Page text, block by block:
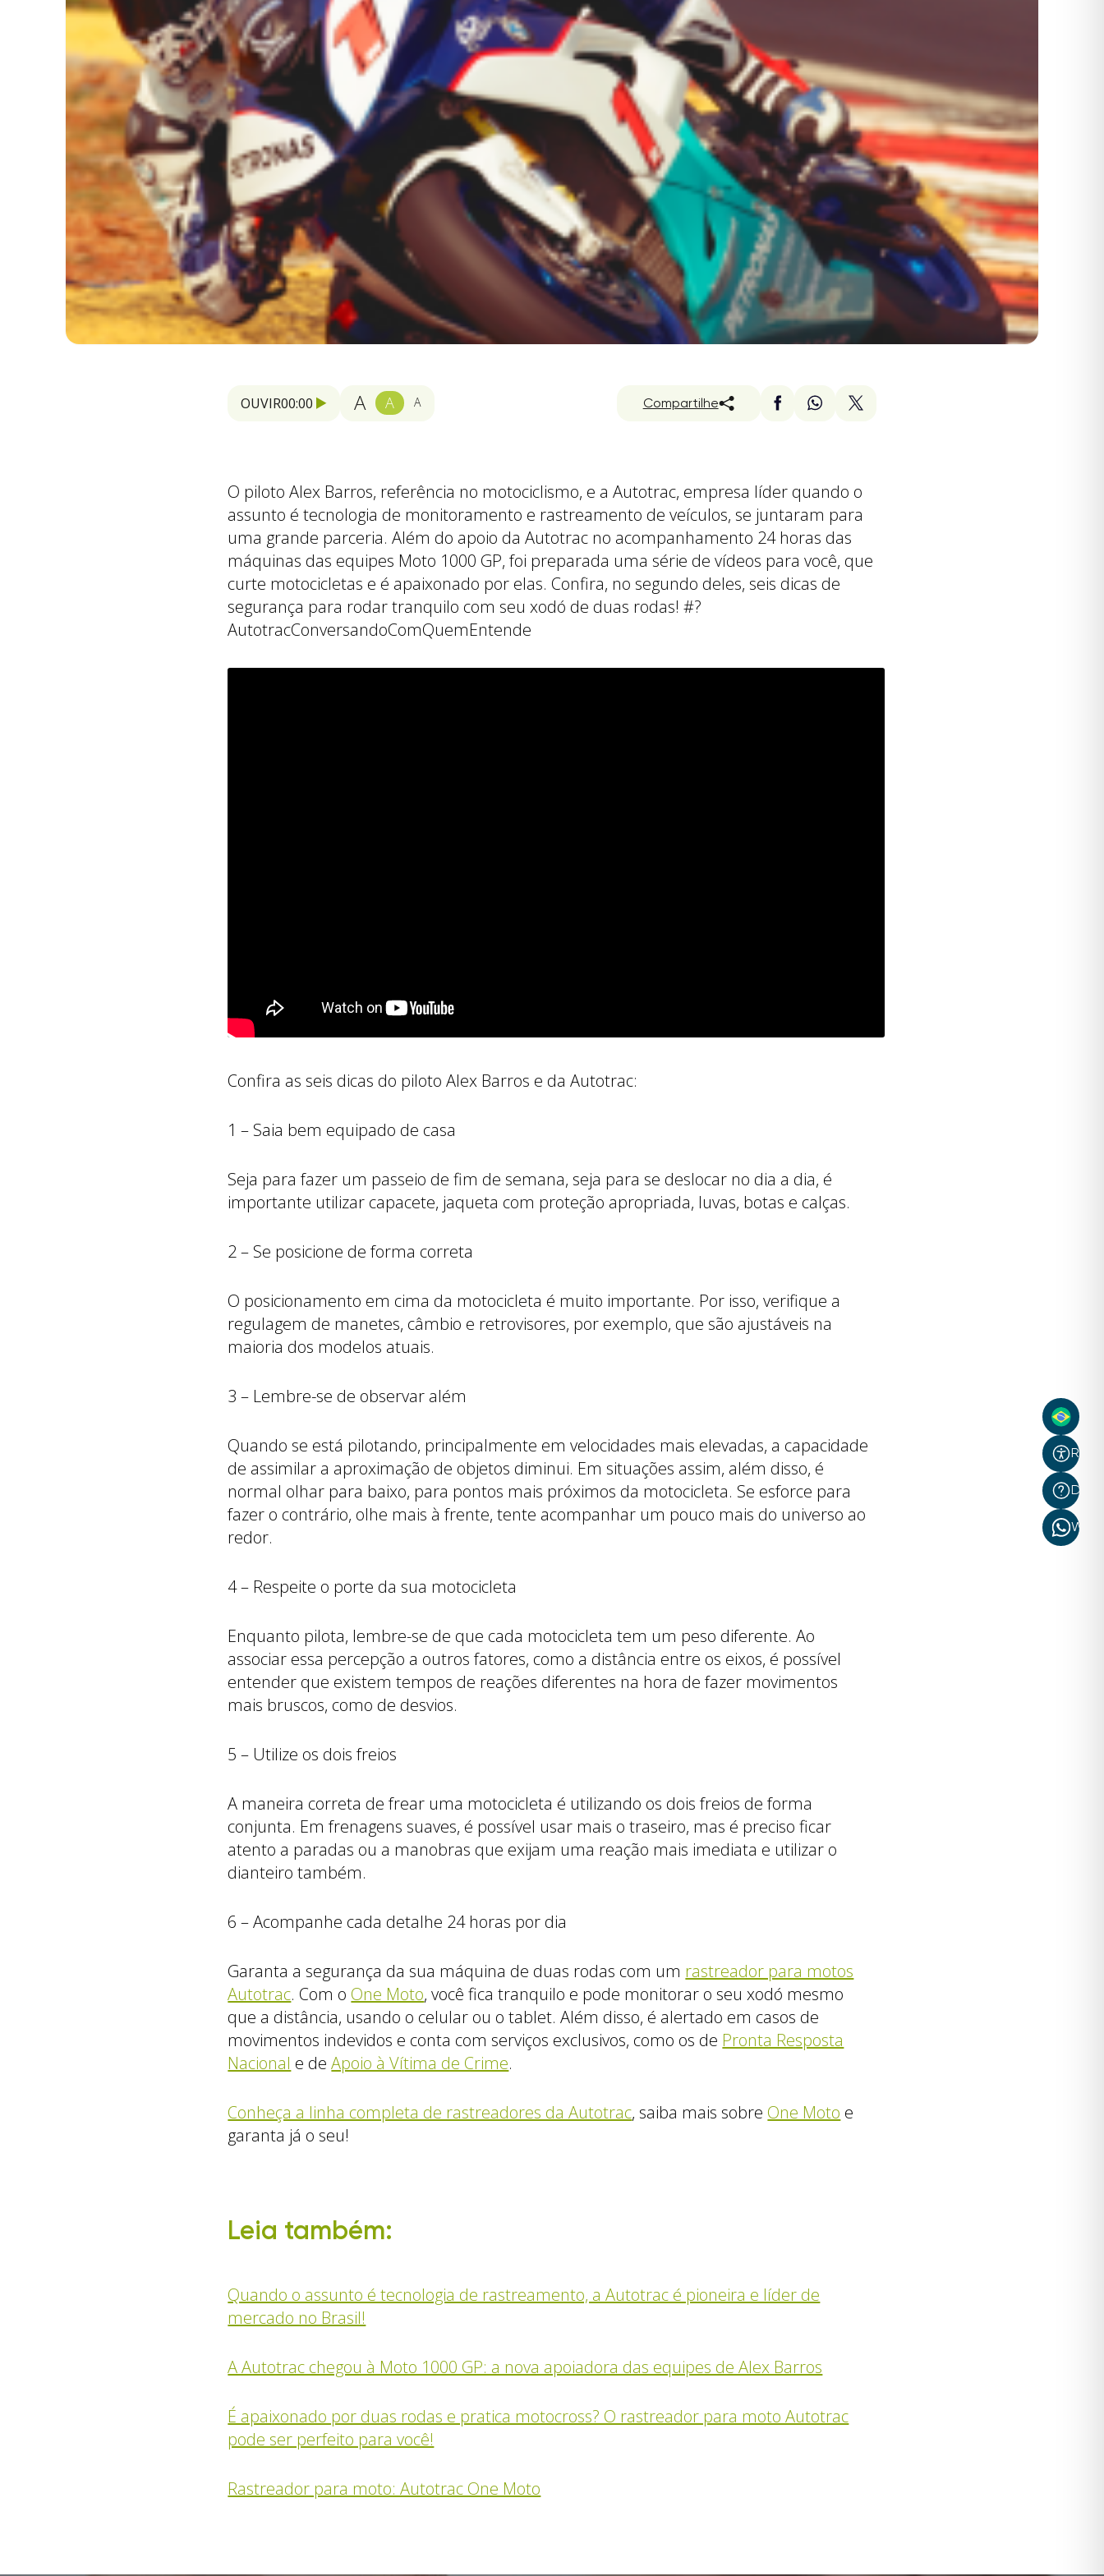
OUVIR00:00 A A A Compartilhe
O piloto Alex Barros, referência no motociclismo, e a Autotrac, empresa líder quando o
assunto é tecnologia de monitoramento e rastreamento de veículos, se juntaram para
uma grande parceria. Além do apoio da Autotrac no acompanhamento 24 horas das
máquinas das equipes Moto 1000 GP, foi preparada uma série de vídeos para você, que
curte motocicletas e é apaixonado por elas. Confira, no segundo deles, seis dicas de
segurança para rodar tranquilo com seu xodó de duas rodas! #?
AutotracConversandoComQuemEntende
Confira as seis dicas do piloto Alex Barros e da Autotrac:
1 – Saia bem equipado de casa
Seja para fazer um passeio de fim de semana, seja para se deslocar no dia a dia, é
importante utilizar capacete, jaqueta com proteção apropriada, luvas, botas e calças.
2 – Se posicione de forma correta
O posicionamento em cima da motocicleta é muito importante. Por isso, verifique a
regulagem de manetes, câmbio e retrovisores, por exemplo, que são ajustáveis na
maioria dos modelos atuais.
3 – Lembre-se de observar além
Quando se está pilotando, principalmente em velocidades mais elevadas, a capacidade
de assimilar a aproximação de objetos diminui. Em situações assim, além disso, é
normal olhar para baixo, para pontos mais próximos da motocicleta. Se esforce para
fazer o contrário, olhe mais à frente, tente acompanhar um pouco mais do universo ao
redor.
4 – Respeite o porte da sua motocicleta
Enquanto pilota, lembre-se de que cada motocicleta tem um peso diferente. Ao
associar essa percepção a outros fatores, como a distância entre os eixos, é possível
entender que existem tempos de reações diferentes na hora de fazer movimentos
mais bruscos, como de desvios.
5 – Utilize os dois freios
A maneira correta de frear uma motocicleta é utilizando os dois freios de forma
conjunta. Em frenagens suaves, é possível usar mais o traseiro, mas é preciso ficar
atento a paradas ou a manobras que exijam uma reação mais imediata e utilizar o
dianteiro também.
6 – Acompanhe cada detalhe 24 horas por dia
Garanta a segurança da sua máquina de duas rodas com um rastreador para motos
Autotrac. Com o One Moto, você fica tranquilo e pode monitorar o seu xodó mesmo
que a distância, usando o celular ou o tablet. Além disso, é alertado em casos de
movimentos indevidos e conta com serviços exclusivos, como os de Pronta Resposta
Nacional e deApoio à Vítima de Crime.
Conheça a linha completa de rastreadores da Autotrac, saiba mais sobre One Moto e
garanta já o seu!
Leia também:
Quando o assunto é tecnologia de rastreamento, a Autotrac é pioneira e líder de
mercado no Brasil!
A Autotrac chegou à Moto 1000 GP: a nova apoiadora das equipes de Alex Barros
É apaixonado por duas rodas e pratica motocross? O rastreador para moto Autotrac
pode ser perfeito para você!
Rastreador para moto: Autotrac One Moto